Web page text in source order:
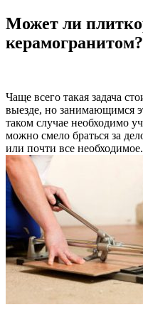
Может ли
керамогранитом?
Чаще всего такая задача
выезде, но занимающимся
таком случае необходимо
можно смело браться за
или почти все необходимое.